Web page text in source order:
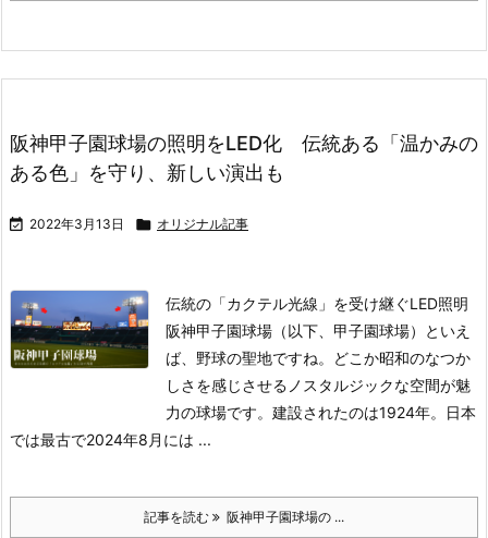
阪神甲子園球場の照明をLED化 伝統ある「温かみの
ある色」を守り、新しい演出も
 2022年3月13日  オリジナル記事
伝統の「カクテル光線」を受け継ぐLED照明
阪神甲子園球場（以下、甲子園球場）といえ
ば、野球の聖地ですね。どこか昭和のなつか
しさを感じさせるノスタルジックな空間が魅
力の球場です。建設されたのは1924年。日本
では最古で2024年8月には ...
記事を読む 阪神甲子園球場の ...